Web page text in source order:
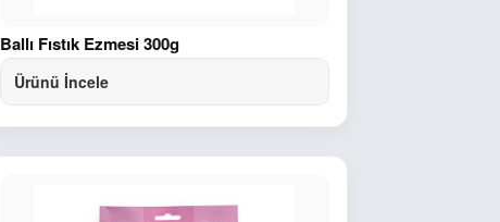
Ballı Fıstık Ezmesi 300g
Ürünü İncele